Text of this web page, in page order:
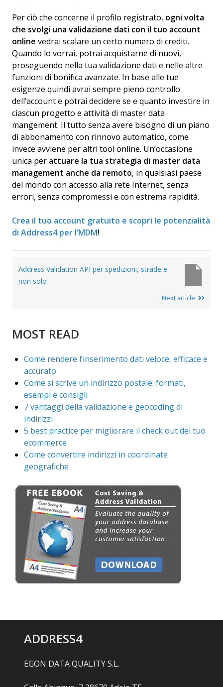
Per ciò che concerne il profilo registrato, ogni volta
che svolgi una validazione dati con il tuo account
online vedrai scalare un certo numero di crediti.
Quando lo vorrai, potrai acquistarne di nuovi,
proseguendo nella tua validazione dati e nelle altre
funzioni di bonifica avanzate. In base alle tue
esigenze quindi avrai sempre pieno controllo
dell’account e potrai decidere se e quanto investire in
ciascun progetto e attività di master data
mangement. Il tutto senza avere bisogno di un piano
di abbonamento con rinnovo automatico, come
invece avviene per altri tool online. Un’occasione
unica per attuare la tua strategia di master data
management anche da remoto, in qualsiasi paese
del mondo con accesso alla rete Internet, senza
errori, senza compromessi e con estrema rapidità.
Crea il tuo account gratuito e scopri le potenzialità
di Address4 per l’MDM!
Post
navigation
Address Validation API per spedizioni, strade e
non solo
Next article
MOST READ
Come rendere l’inserimento dati veloce, efficace e
accurato
Come si scrive un indirizzo postale: formati,
esempi e consigli
7 vantaggi della validazione e geocoding di
indirizzi
5 best practice per migliorare il check out del tuo
ecommerce
Come convertire indirizzi in coordinate
geografiche
ADDRESS4
EGON DATA QUALITY S.L.